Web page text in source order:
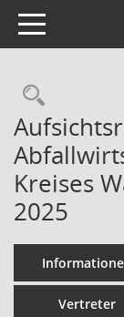
Toggle navigation
Kreises
2025
Vertreter